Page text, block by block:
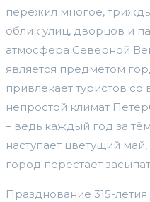
пережил многое,
облик улиц, дворцов и
атмосфера Северной
является предметом
привлекает туристов
непростой климат
– ведь каждый год за
наступает цветущий
город перестает
Празднование 315-летия